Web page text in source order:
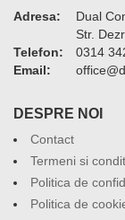
Adresa:
Dual
Str.
Telefon:
0314
Email:
DESPRE NOI
Contact
Termeni si
Politica de
Politica de